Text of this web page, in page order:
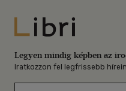
Libri
Legyen mindig képben az
Iratkozzon fel legfrissebb